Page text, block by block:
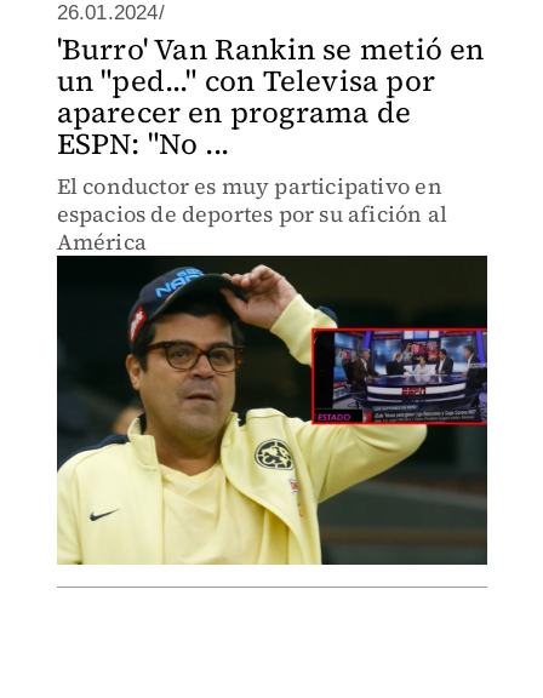
26.01.2024/
'Burro' Van Rankin se metió en
un "ped..." con Televisa por
aparecer en programa de
ESPN: "No ...
El conductor es muy participativo en
espacios de deportes por su afición al
América